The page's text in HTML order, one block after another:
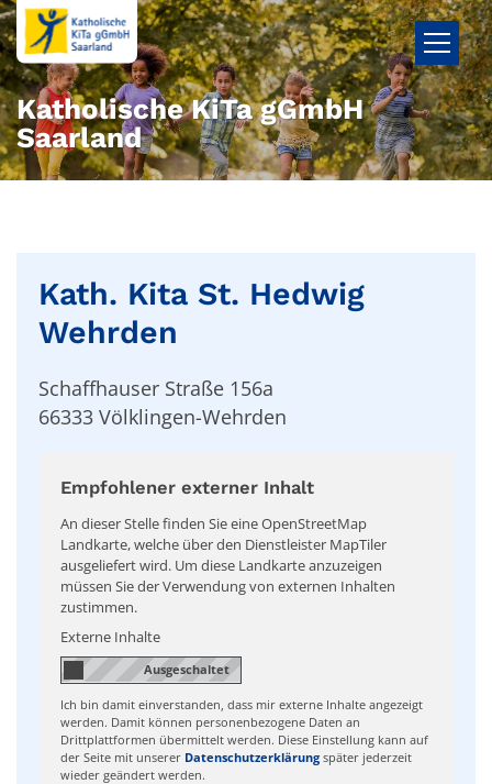
Zum Inhalt springen
Katholische KiTa gGmbH
Saarland
Kath. Kita St. Hedwig
Wehrden
Schaffhauser Straße 156a
66333 Völklingen-Wehrden
Empfohlener externer Inhalt
An dieser Stelle finden Sie eine OpenStreetMap
Landkarte, welche über den Dienstleister MapTiler
ausgeliefert wird. Um diese Landkarte anzuzeigen
müssen Sie der Verwendung von externen Inhalten
zustimmen.
Externe Inhalte
Ich bin damit einverstanden, dass mir externe Inhalte angezeigt
werden. Damit können personenbezogene Daten an
Drittplattformen übermittelt werden. Diese Einstellung kann auf
der Seite mit unserer Datenschutzerklärung später jederzeit
wieder geändert werden.